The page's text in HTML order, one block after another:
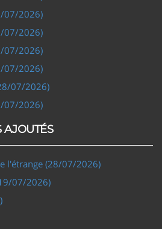
07/2026)
07/2026)
07/2026)
07/2026)
07/2026)
07/2026)
AJOUTÉS
l'étrange (28/07/2026)
07/2026)